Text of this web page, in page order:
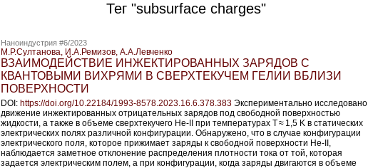
Тег "subsurface charges"
Наноиндустрия #6/2023
М.Р.Султанова, И.А.Ремизов, А.А.Левченко
ВЗАИМОДЕЙСТВИЕ ИНЖЕКТИРОВАННЫХ ЗАРЯДОВ С
КВАНТОВЫМИ ВИХРЯМИ В СВЕРХТЕКУЧЕМ ГЕЛИИ ВБЛИЗИ
ПОВЕРХНОСТИ
DOI: https://doi.org/10.22184/1993-8578.2023.16.6.378.383 Экспериментально исследовано
движение инжектированных отрицательных зарядов под свободной поверхностью
жидкости, а также в объеме сверхтекучего He-II при температурах T ≈ 1,5 K в статических
электрических полях различной конфигурации. Обнаружено, что в случае конфигурации
электрического поля, которое прижимает заряды к свободной поверхности He-II,
наблюдается заметное отклонение распределения плотности тока от той, которая
задается электрическим полем, а при конфигурации, когда заряды двигаются в объеме